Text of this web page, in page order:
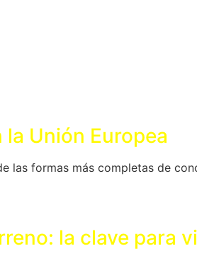
Unión Europea
las formas más completas de
la clave para